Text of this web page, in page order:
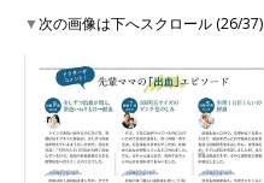
▼次の画像は下へスクロール (26/37)